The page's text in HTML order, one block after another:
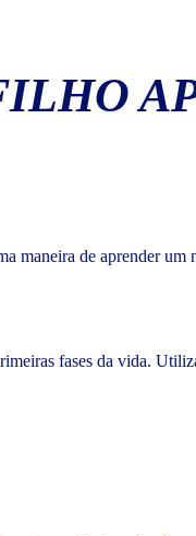
maneira de aprender
fases da vida.